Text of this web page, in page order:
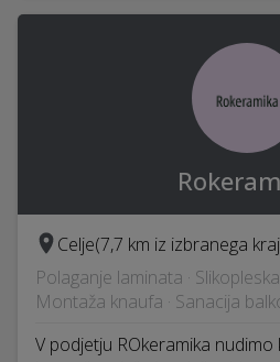
Celje(7,7 km iz izbranega
Polaganje laminata ·
Montaža knaufa · Sanacija
V podjetju ROkeramika